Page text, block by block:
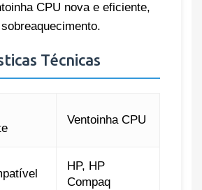
CPU nova e eficiente,
Técnicas
Ventoinha CPU
HP, HP
Compaq